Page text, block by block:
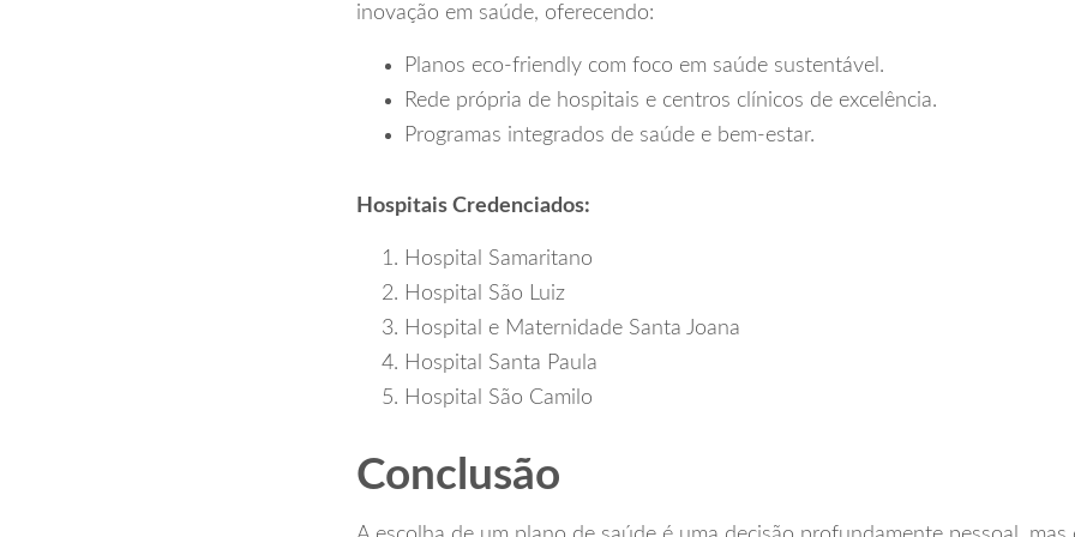
inovação em saúde, oferecendo:
Planos eco-friendly com foco em saúde sustentável.
Rede própria de hospitais e centros clínicos de excelência.
Programas integrados de saúde e bem-estar.
Hospitais Credenciados:
Hospital Samaritano
Hospital São Luiz
Hospital e Maternidade Santa Joana
Hospital Santa Paula
Hospital São Camilo
Conclusão